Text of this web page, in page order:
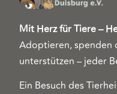
Mit Herz für Tiere –
Adoptieren, spenden
unterstützen – jeder
Ein Besuch des